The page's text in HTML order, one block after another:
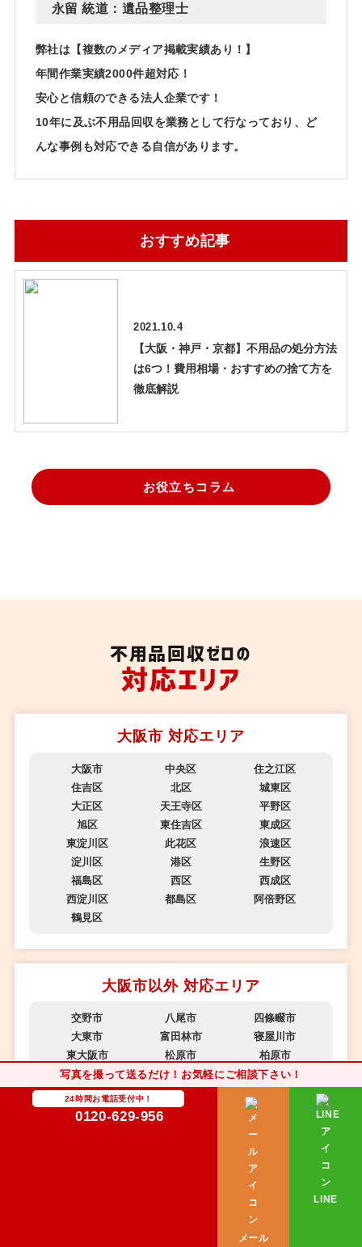
永留 統道：遺品整理士
弊社は【複数のメディア掲載実績あり！】
年間作業実績2000件超対応！
安心と信頼のできる法人企業です！
10年に及ぶ不用品回収を業務として行なっており、ど
んな事例も対応できる自信があります。
おすすめ記事
2021.10.4
【大阪・神戸・京都】不用品の処分方法
は6つ！費用相場・おすすめの捨て方を
徹底解説
お役立ちコラム
不用品回収ゼロの
対応エリア
大阪市 対応エリア
大阪市 中央区
住之江区
住吉区
北区
城東区
大正区
天王寺区
平野区
旭区
東住吉区
東成区
東淀川区
此花区
浪速区
淀川区
港区
生野区
福島区
西区
西成区
西淀川区
都島区
阿倍野区
鶴見区
大阪市以外 対応エリア
交野市 八尾市
四條畷市
大東市
富田林市
寝屋川市
東大阪市
松原市
柏原市
河内長野市
羽曳野市
藤井寺市
門真市
豊中市
吹田市
摂津市
阪南市
写真を撮って送るだけ！お気軽にご相談下さい！
24時間お電話受付中！
0120-629-956
メール
LINE